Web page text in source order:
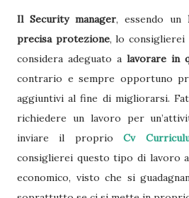
Il Security manager, essendo un
precisa protezione, lo consiglierei
considera adeguato a lavorare in
contrario e sempre opportuno
aggiuntivi al fine di migliorarsi.
richiedere un lavoro per
inviare il proprioCv
consiglierei questo tipo di lavoro
economico, visto che si